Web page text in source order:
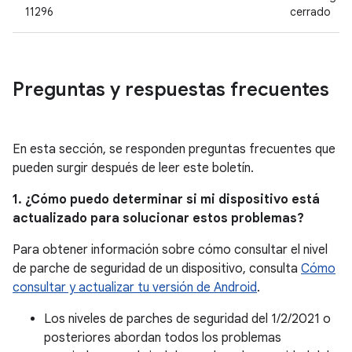
11296
cerrado
Preguntas y respuestas frecuentes
En esta sección, se responden preguntas frecuentes que
pueden surgir después de leer este boletín.
1. ¿Cómo puedo determinar si mi dispositivo está
actualizado para solucionar estos problemas?
Para obtener información sobre cómo consultar el nivel
de parche de seguridad de un dispositivo, consulta Cómo
consultar y actualizar tu versión de Android.
Los niveles de parches de seguridad del 1/2/2021 o
posteriores abordan todos los problemas